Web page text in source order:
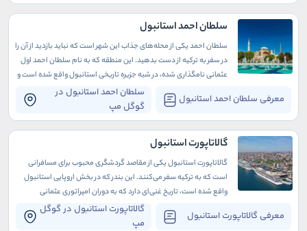
سلطان احمد استانبول
معرفی سلطان احمد استانبول
سلطان احمد استانبول در
گوگل مپ
سلطان احمد یکی از محله‌های جذاب این شهر است که نباید بازدید از آن را
در سفر به ترکیه از دست بدهید. این منطقه که به نام سلطان احمد اول
عثمانی نامگذاری شده، در شبه جزیره تاریخی استانبول واقع شده است و
تاریخ غنی و پرباری دارد که به دوران باستان برمی‌گردد
گالاتاپورت استانبول
معرفی گالاتاپورت استانبول
گالاتاپورت استانبول در گوگل
مپ
گالاتاپورت استانبول یکی از مقاصد گردشگری محبوب برای مسافرانی
است که به ترکیه سفر می‌کنند. این بندر که در بخش اروپایی استانبول
واقع شده است، تاریخ غنی‌ای دارد که به دوران امپراتوری عثمانی